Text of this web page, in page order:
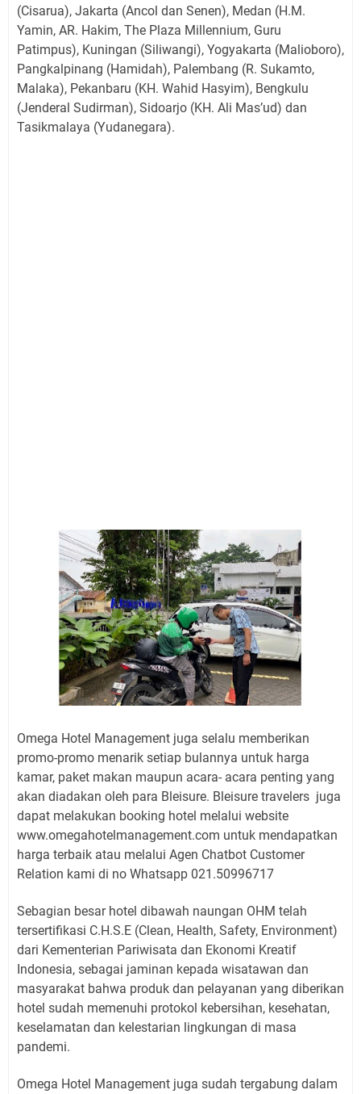
(Cisarua), Jakarta (Ancol dan Senen), Medan (H.M.
Yamin, AR. Hakim, The Plaza Millennium, Guru
Patimpus), Kuningan (Siliwangi), Yogyakarta (Malioboro),
Pangkalpinang (Hamidah), Palembang (R. Sukamto,
Malaka), Pekanbaru (KH. Wahid Hasyim), Bengkulu
(Jenderal Sudirman), Sidoarjo (KH. Ali Mas’ud) dan
Tasikmalaya (Yudanegara).
Omega Hotel Management juga selalu memberikan
promo-promo menarik setiap bulannya untuk harga
kamar, paket makan maupun acara- acara penting yang
akan diadakan oleh para Bleisure. Bleisure travelers juga
dapat melakukan booking hotel melalui website
www.omegahotelmanagement.com untuk mendapatkan
harga terbaik atau melalui Agen Chatbot Customer
Relation kami di no Whatsapp 021.50996717
Sebagian besar hotel dibawah naungan OHM telah
tersertifikasi C.H.S.E (Clean, Health, Safety, Environment)
dari Kementerian Pariwisata dan Ekonomi Kreatif
Indonesia, sebagai jaminan kepada wisatawan dan
masyarakat bahwa produk dan pelayanan yang diberikan
hotel sudah memenuhi protokol kebersihan, kesehatan,
keselamatan dan kelestarian lingkungan di masa
pandemi.
Omega Hotel Management juga sudah tergabung dalam